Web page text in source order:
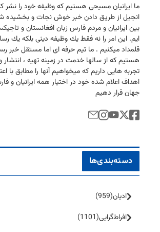
ما ایرانیان مسیحی هستیم كه وظیفه خود را نشر
انجیل از طریق دادن خبر خوش نجات و بخشیده
بین ایرانیان و مردم فارس زبان افغانستان و
ایم. این امر را نه فقط یك وظیفه دینی بلكه یك
قلمداد میكنیم . ما تیم حرفه ای اما مستقل خبر
هستیم كه از سالها خدمت در زمینه تهیه ، انتشار
تجربه هایی داریم كه میخواهیم آنها را مطابق با
اهداف اعلام شده خود در اختیار همه ایرانیان و
جهان قرار دهیم
دسته‌بندی‌ها
ادیان(959)
افراط‌گرایی(1101)